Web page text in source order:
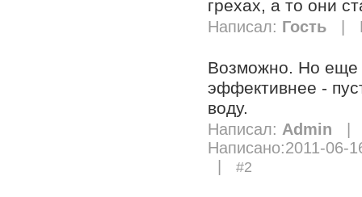
грехах, а то они
Написал: Гость |
Возможно. Но еще
эффективнее -
воду.
Написал: Admin
Написано:2011-06-
#2